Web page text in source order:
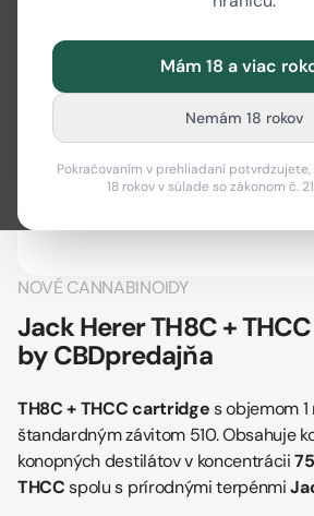
Mám 18 a viac
Nemám 18 rokov
Pokračovaním v prehliadaní
18 rokov v súlade so zákonom č.
NOVÉ CANNABINOIDY
Jack Herer TH8C +
by CBDpredajňa
TH8C + THCC cartridges objemom
štandardným závitom 510. Obsahuje
konopných destilátov v koncentrácii
THCCspolu s prírodnými terpénmi